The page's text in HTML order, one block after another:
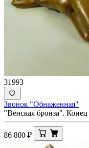
31993
Звонок "Обнаженная"
"Венская бронза".
86 800 ₽